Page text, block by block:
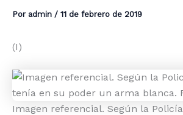
Por admin / 11 de febrero de 2019
(I)
Imagen referencial. Según la